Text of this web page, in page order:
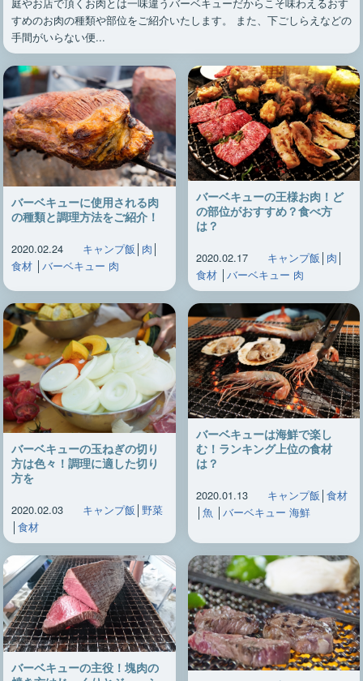
すめのお肉の種類や部位をご紹介いたします。 また、下ごしらえなどの
手間がいらない便...
バーベキューに使用される肉
の種類と調理方法をご紹介！
2020.02.24 キャンプ飯 肉
食材│ バーベキュー 肉
バーベキューの王様お肉！ど
の部位がおすすめ？食べ方
は？
2020.02.17 キャンプ飯 肉
食材│ バーベキュー 肉
バーベキューの玉ねぎの切り
方は色々！調理に適した切り
方を
2020.02.03 キャンプ飯 │ 野菜
│ 食材
バーベキューは海鮮で楽し
む！ランキング上位の食材
は？
2020.01.13 キャンプ飯 │ 食材
│ 魚 │ バーベキュー 海鮮
バーベキューの主役！塊肉の